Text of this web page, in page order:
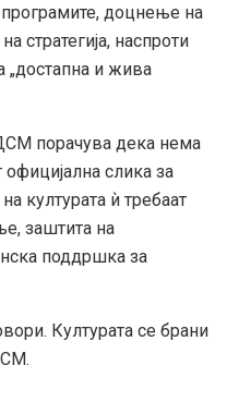
програмите, доцнење на
стратегија, наспроти
„достапна и жива
порачува дека нема
официјална слика за
културата ѝ требаат
заштита на
поддршка за
Културата се брани